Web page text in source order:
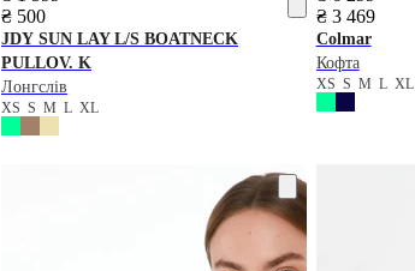
₴ 500
JDY SUN LAY L/S BOATNECK
PULLOV. K
Лонгслів
XS S M L XL
₴ 3 469
Colmar
Кофта
XS S M L XL